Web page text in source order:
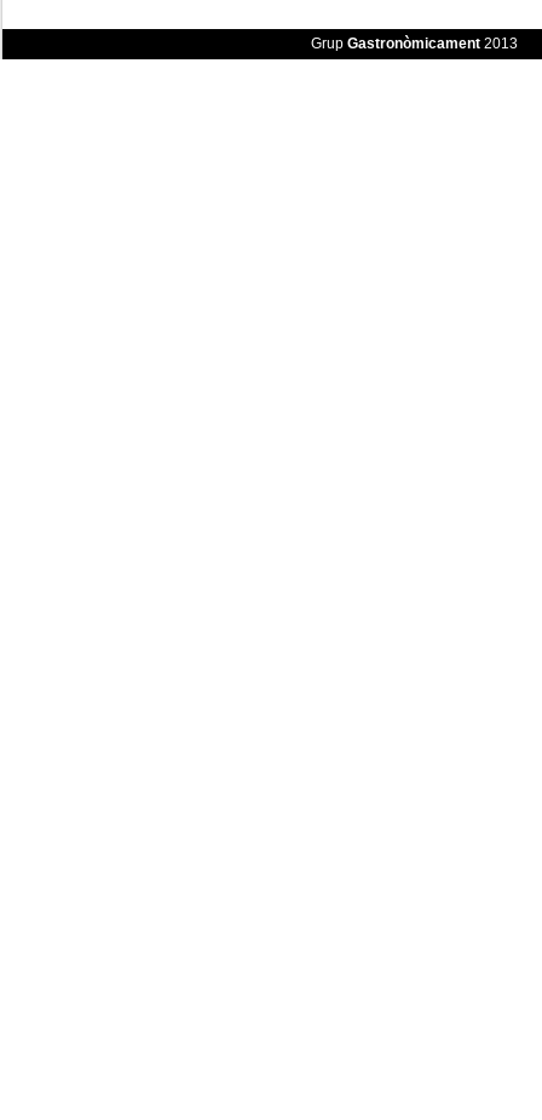
Grup Gastronòmicament2013